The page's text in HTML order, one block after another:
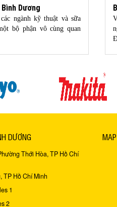
Dương
ngành kỹ thuật và sữa
bộ phận vô cùng quan
DƯƠNG
Thới Hòa, TP Hồ Chí
TP Hồ Chí Minh
1
2
MAP